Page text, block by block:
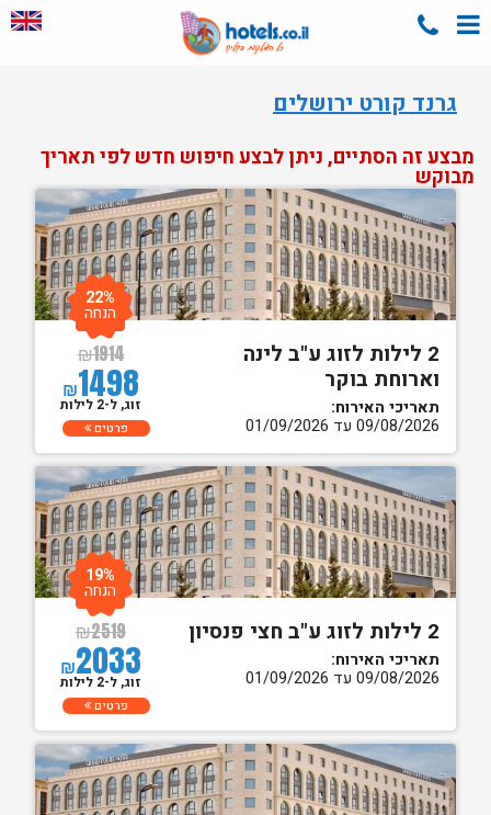
גרנד קורט ירושלים
מבצע זה הסתיים, ניתן לבצע חיפוש חדש לפי תאריך
מבוקש
2 לילות לזוג ע"ב לינה
וארוחת בוקר
תאריכי האירוח:
09/08/2026 עד 01/09/2026
₪1914
₪1498
22%
הנחה
זוג, ל-2 לילות
פרטים
2 לילות לזוג ע"ב חצי פנסיון
תאריכי האירוח:
09/08/2026 עד 01/09/2026
₪2519
₪2033
19%
הנחה
זוג, ל-2 לילות
פרטים